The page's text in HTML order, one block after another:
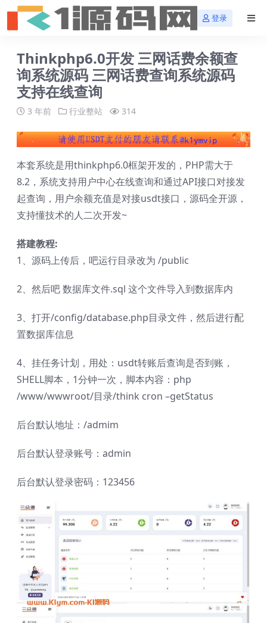
登录
Thinkphp6.0开发 三网话费余额查
询系统源码 三网话费查询系统源码
支持在线查询
3 年前 行业整站 314
本套系统是用thinkphp6.0框架开发的，PHP需大于
8.2，系统支持用户中心在线查询和通过API接口对接发
起查询，用户余额充值是对接usdt接口，源码全开源，
支持懂技术的人二次开发~
搭建教程:
1、源码上传后，吧运行目录改为 /public
2、然后吧 数据库文件.sql 这个文件导入到数据库内
3、打开/config/database.php目录文件，然后进行配
置数据库信息
4、挂任务计划，用处：usdt转账后查询是否到账，
SHELL脚本，1分钟一次，脚本内容：php
/www/wwwroot/目录/think cron –getStatus
后台默认地址：/admim
后台默认登录账号：admin
后台默认登录密码：123456